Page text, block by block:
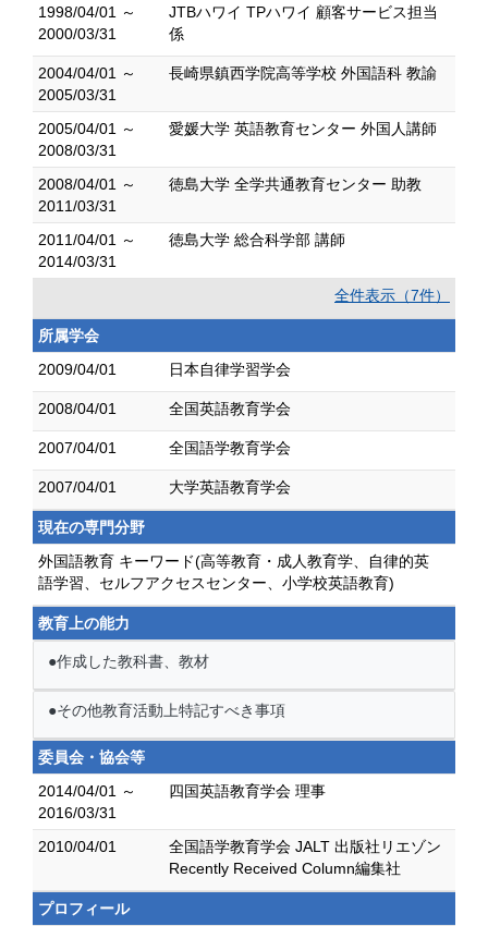
1998/04/01 ～
2000/03/31
JTBハワイ TPハワイ 顧客サービス担当
係
2004/04/01 ～
2005/03/31
長崎県鎮西学院高等学校 外国語科 教諭
2005/04/01 ～
2008/03/31
愛媛大学 英語教育センター 外国人講師
2008/04/01 ～
2011/03/31
徳島大学 全学共通教育センター 助教
2011/04/01 ～
2014/03/31
徳島大学 総合科学部 講師
全件表示（7件）
所属学会
2009/04/01
日本自律学習学会
2008/04/01 全国英語教育学会
2007/04/01 全国語学教育学会
2007/04/01 大学英語教育学会
現在の専門分野
外国語教育 キーワード(高等教育・成人教育学、自律的英
語学習、セルフアクセスセンター、小学校英語教育)
教育上の能力
●作成した教科書、教材
●その他教育活動上特記すべき事項
委員会・協会等
2014/04/01 ～
2016/03/31
四国英語教育学会 理事
2010/04/01
全国語学教育学会 JALT 出版社リエゾン
Recently Received Column編集社
プロフィール